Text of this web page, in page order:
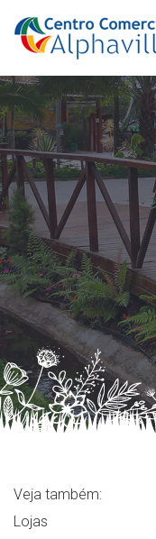
Veja também:
Lojas